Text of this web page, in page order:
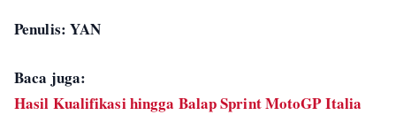
Penulis: YAN
Baca juga:
Hasil Kualifikasi hingga Balap Sprint MotoGP Italia